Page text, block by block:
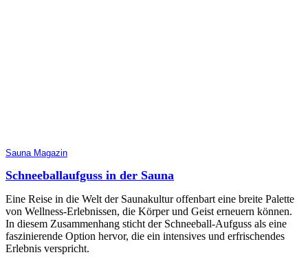
Sauna Magazin
Schneeballaufguss in der Sauna
Eine Reise in die Welt der Saunakultur offenbart eine breite Palette
von Wellness-Erlebnissen, die Körper und Geist erneuern können.
In diesem Zusammenhang sticht der Schneeball-Aufguss als eine
faszinierende Option hervor, die ein intensives und erfrischendes
Erlebnis verspricht.